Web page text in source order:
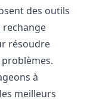
des outils
rechange
résoudre
à
meilleurs